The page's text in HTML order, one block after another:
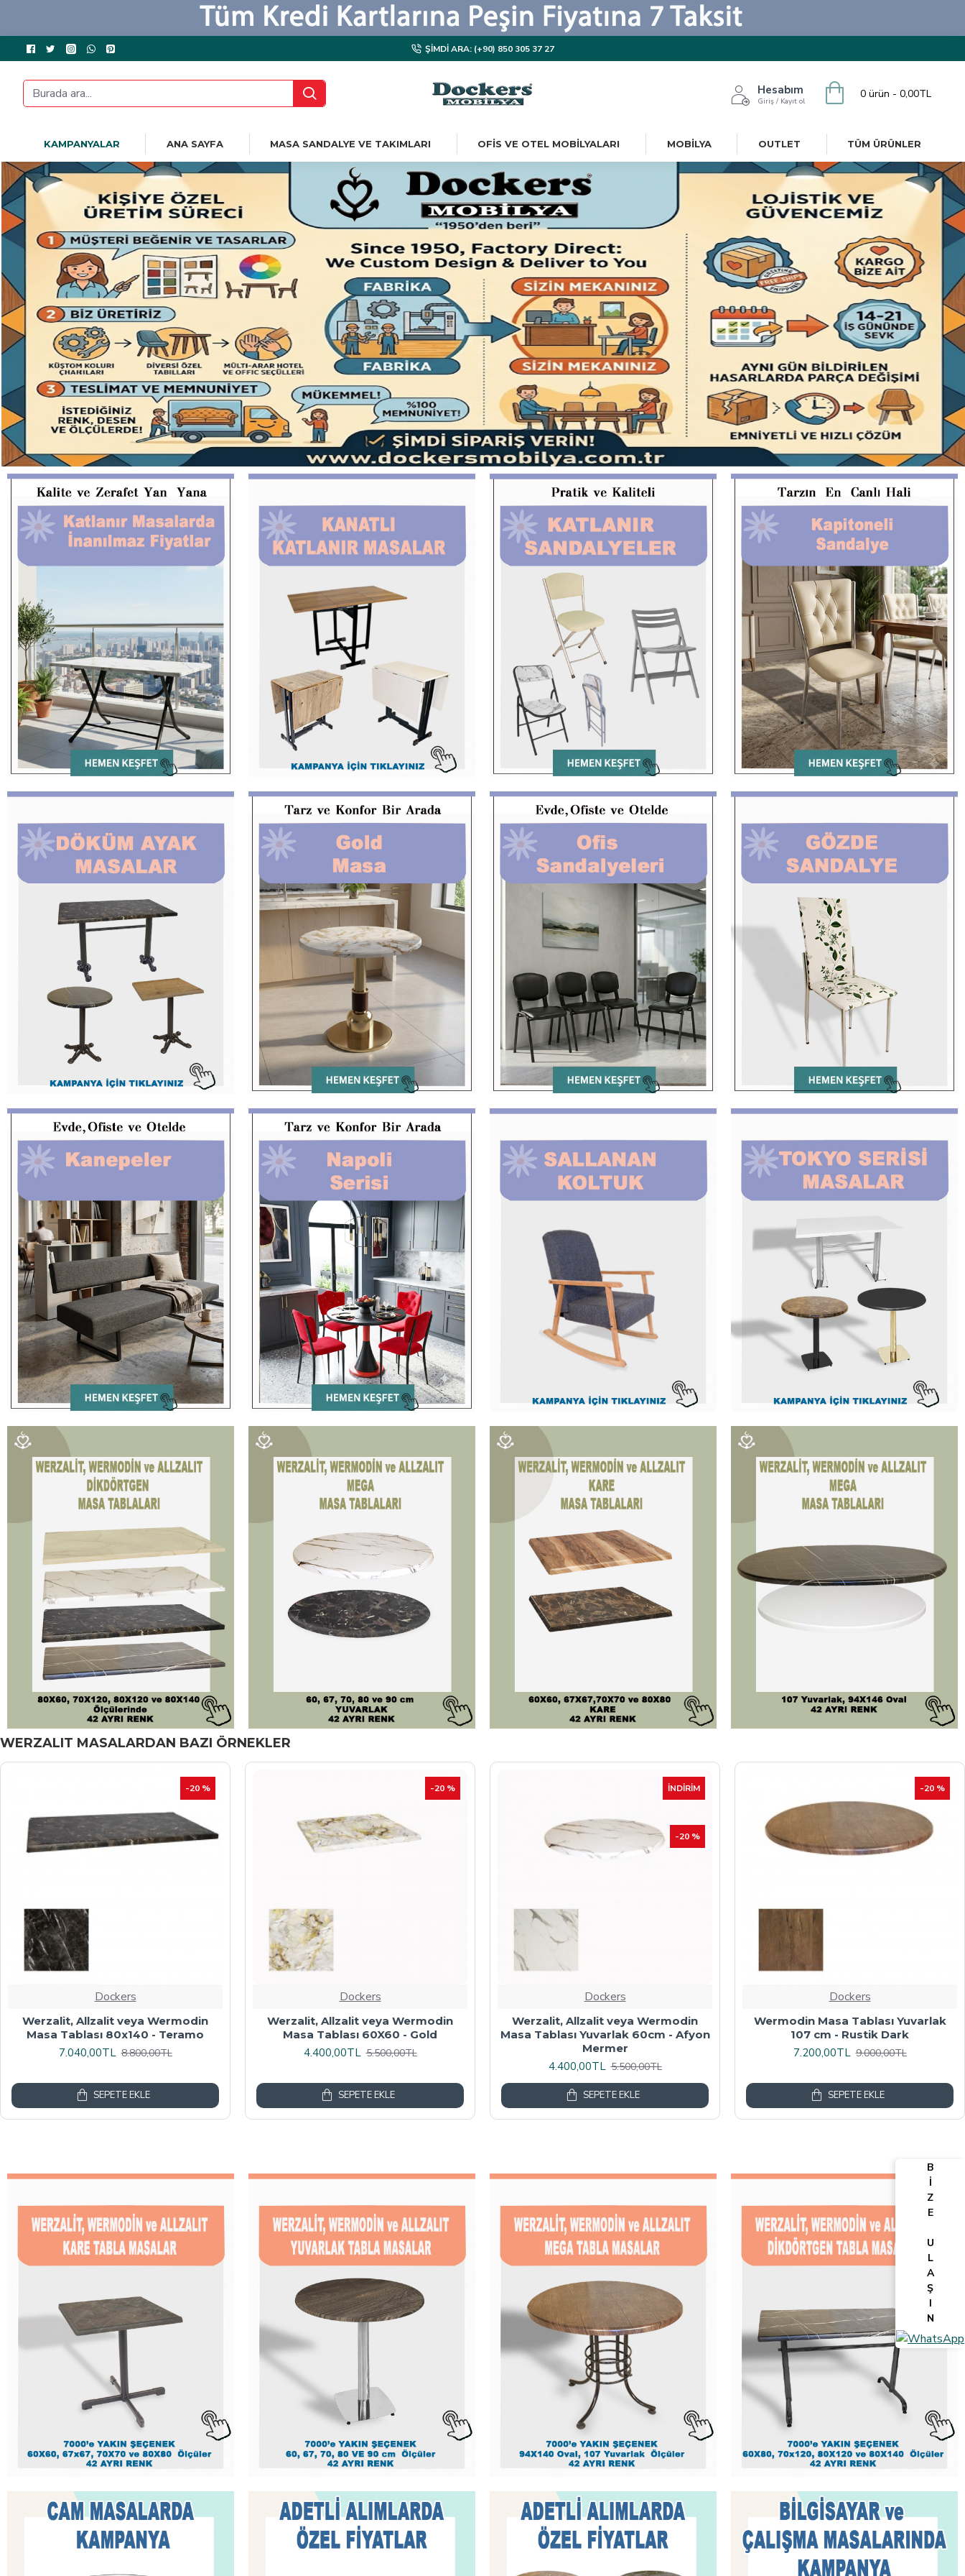
ŞIMDI ARA: (+90) 850 305 37 27
Hesabım
Giriş / Kayıt ol
0 ürün - 0,00TL
KAMPANYALAR ANA SAYFA MASA SANDALYE VE TAKIMLARI OFIS VE OTEL MOBILYALARI MOBILYA OUTLET TÜM ÜRÜNLER
WERZALIT MASALARDAN BAZI ÖRNEKLER
-20 %
Dockers
Werzalit veya Wermodin Masa
Tablası Oval 94x146 - Indiana Wood
8.000,00TL 10.000,00TL
SEPETE EKLE
-20 %
Dockers
Wermodin Masa Tablası 80X60 -
Akçaağaç
4.800,00TL 6.000,00TL
SEPETE EKLE
-20 %
Dockers
Wermodin Masa Tablası Dalgalı Kare
67x67 cm - Karacabey Mermer
4.800,00TL 6.000,00TL
SEPETE EKLE
İNDIRIM
-20 %
Dockers
Werzalit, Allzalit veya Wermodin
Masa Tablası 70X120 - Afyon Mermer
6.080,00TL 7.600,00TL
SEPETE EKLE
B
İ
Z
E
U
L
A
Ş
I
N